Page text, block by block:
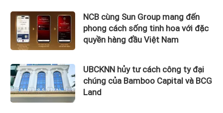
NCB cùng Sun Group mang đến
phong cách sống tinh hoa với đặc
quyền hàng đầu Việt Nam
UBCKNN hủy tư cách công ty đại
chúng của Bamboo Capital và BCG
Land